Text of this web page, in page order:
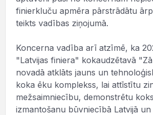
finierkluču apmēra pārstrādātu
teikts vadības ziņojumā.
Koncerna vadība arī atzīmē, ka
"Latvijas finiera" kokaudzētavā
novadā atklāts jauns un
koka ēku komplekss, lai attīstītu
mežsaimniecību, demonstrētu
izmantošanu būvniecībā Latvijā